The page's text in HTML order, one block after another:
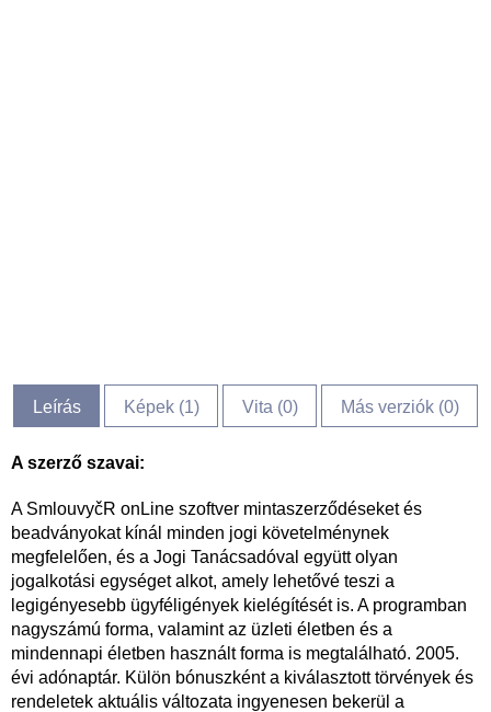
Leírás Képek (1) Vita (0) Más verziók (0)
A szerző szavai:
A SmlouvyčR onLine szoftver mintaszerződéseket és
beadványokat kínál minden jogi követelménynek
megfelelően, és a Jogi Tanácsadóval együtt olyan
jogalkotási egységet alkot, amely lehetővé teszi a
legigényesebb ügyféligények kielégítését is. A programban
nagyszámú forma, valamint az üzleti életben és a
mindennapi életben használt forma is megtalálható. 2005.
évi adónaptár. Külön bónuszként a kiválasztott törvények és
rendeletek aktuális változata ingyenesen bekerül a